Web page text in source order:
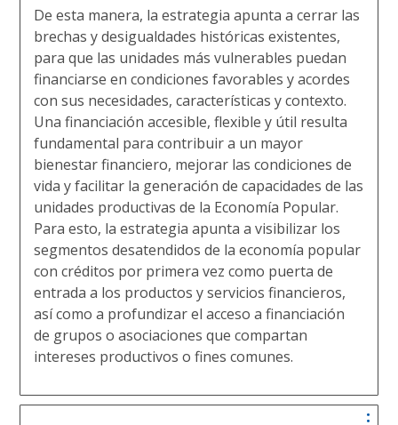
De esta manera, la estrategia apunta a cerrar las
brechas y desigualdades históricas existentes,
para que las unidades más vulnerables puedan
financiarse en condiciones favorables y acordes
con sus necesidades, características y contexto.
Una financiación accesible, flexible y útil resulta
fundamental para contribuir a un mayor
bienestar financiero, mejorar las condiciones de
vida y facilitar la generación de capacidades de las
unidades productivas de la Economía Popular.
Para esto, la estrategia apunta a visibilizar los
segmentos desatendidos de la economía popular
con créditos por primera vez como puerta de
entrada a los productos y servicios financieros,
así como a profundizar el acceso a financiación
de grupos o asociaciones que compartan
intereses productivos o fines comunes.